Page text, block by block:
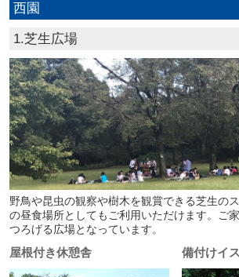
西園
1.芝生広場
野鳥や昆虫の観察や樹木を観賞できる芝生の
の昼食場所としてもご利用いただけます。ご
つろげる広場となっています。
屋根付き休憩舎 備付けイ